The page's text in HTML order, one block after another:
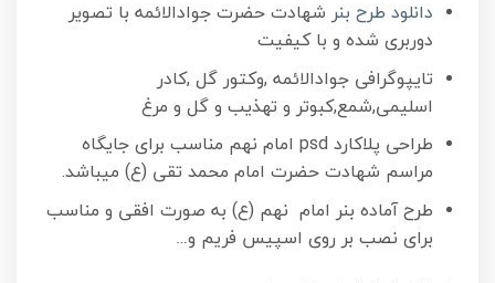
دانلود طرح بنر شهادت حضرت جوادالائمه با تصویر
دوربری شده و با کیفیت
تایپوگرافی جوادالائمه ,وکتور گل ,کادر
اسلیمی,شمع,کبوتر و تهذیب و گل و مرغ
طراحی پلاکارد psd امام نهم مناسب برای جایگاه
مراسم شهادت حضرت امام محمد تقی (ع) میباشد.
طرح آماده بنر امام نهم (ع) به صورت افقی و مناسب
برای نصب بر روی اسپیس فریم و…